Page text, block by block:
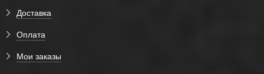
Доставка
Оплата
Мои заказы